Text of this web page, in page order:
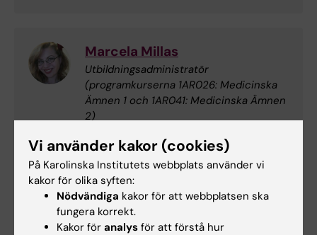
Marcela Millas
Utbildningsadministratör
(programkurserna 1AR026: Medicinska
Ämnen 1 och 1AR041: Medicinska Ämnen
2)
+46852483041
E-post:
marcela.millas@ki.se
VIL-samordnare
Vi använder kakor (cookies)
På Karolinska Institutets webbplats använder vi
kakor för olika syften:
Nödvändiga kakor för att webbplatsen ska
fungera korrekt.
Kakor för analys för att förstå hur